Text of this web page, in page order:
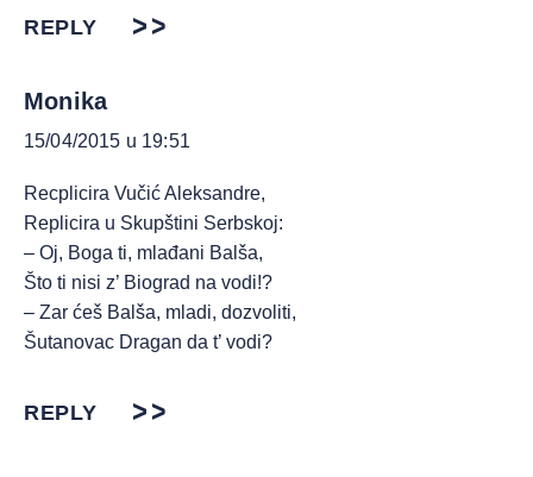
REPLY
Monika
15/04/2015 u 19:51
Recplicira Vučić Aleksandre,
Replicira u Skupštini Serbskoj:
– Oj, Boga ti, mlađani Balša,
Što ti nisi z’ Biograd na vodi!?
– Zar ćeš Balša, mladi, dozvoliti,
Šutanovac Dragan da t’ vodi?
REPLY